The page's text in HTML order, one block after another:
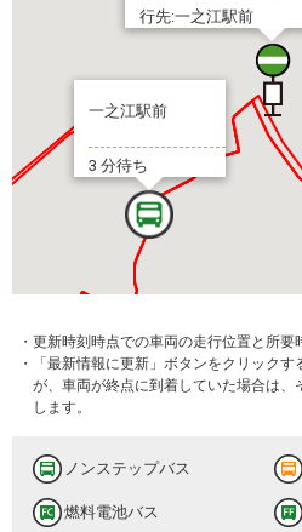
行先:一之江駅前
一之江駅前
3 分待ち
・更新時刻時点での車両の走行位置と所要
・「最新情報に更新」ボタンをクリック
が、車両が終点に到着していた場合は
します。
ノンステップバス
燃料電池バス